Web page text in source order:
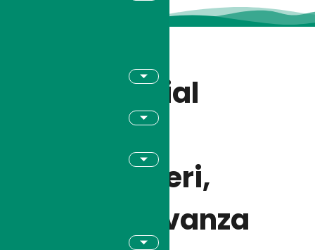
Memorial
Clara
Paltrinieri,
Budri avanza